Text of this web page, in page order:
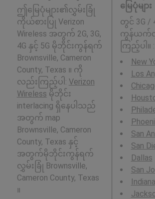
ဤမြေပုံများ၏လွှမ်းခြုံ
ကိုယ်စားပြု Verizon
Wireless အတွက် 2G, 3G,
4G နှင့် 5G မိုဘိုင်းကွန်ရက်
Brownsville, Cameron
County, Texas ။ ကို
လည်းကြည့်ပါ: Verizon
Wireless မိုဘိုင်း
interlacing ရှိနေပါသည်
အတွက် map
Brownsville, Cameron
County, Texas နှင့်
အတွက်မိုဘိုင်းကွန်ရက်
လွှမ်းခြုံ Brownsville,
Cameron County, Texas
။
မြေပုံများ
တွင် 3G /
ကွန်ယက်
ကြည့်ပါ။ :
New
Los
San
San
Dallas
San